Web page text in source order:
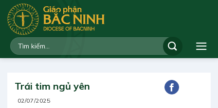
qua
dung
Trái tim ngủ yên
02/07/2025